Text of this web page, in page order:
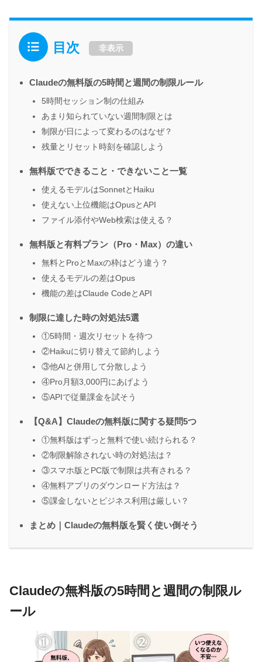
目次 非表示
Claudeの無料版の5時間と週間の制限ルール
5時間セッション制の仕組み
あまり知られていない週間制限とは
制限が日によって変わるのはなぜ？
残量とリセット時刻を確認しよう
無料版でできること・できないこと一覧
使えるモデルはSonnetとHaiku
使えない上位機能はOpusとAPI
ファイル添付やWeb検索は使える？
無料版と有料プラン（Pro・Max）の違い
無料とProとMaxの枠はどう違う？
使えるモデルの差はOpus
機能の差はClaude CodeとAPI
制限に達した時の対処法5選
①5時間・週次リセットを待つ
②Haikuに切り替えて節約しよう
③他AIと併用して分散しよう
④Pro月額3,000円にあげよう
⑤APIで従量課金を試そう
【Q&A】Claudeの無料版に関する疑問5つ
①無料版はずっと無料で使い続けられる？
②制限解除されない時の対処法は？
③スマホ版とPC版で制限は共有される？
④無料アプリのダウンロード方法は？
⑤課金しないとビジネス利用は厳しい？
まとめ｜Claudeの無料版を賢く使い倒そう
Claudeの無料版の5時間と週間の制限ル
ール